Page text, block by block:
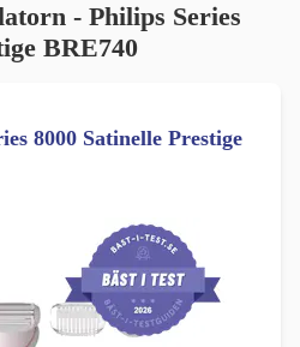
- Philips Series
BRE740
8000 Satinelle Prestige